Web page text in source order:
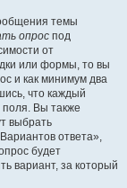
темы
опрос под
от
или формы, то вы
и как минимум два
что каждый
поля. Вы также
выбрать
ответа»,
будет
вариант, за который